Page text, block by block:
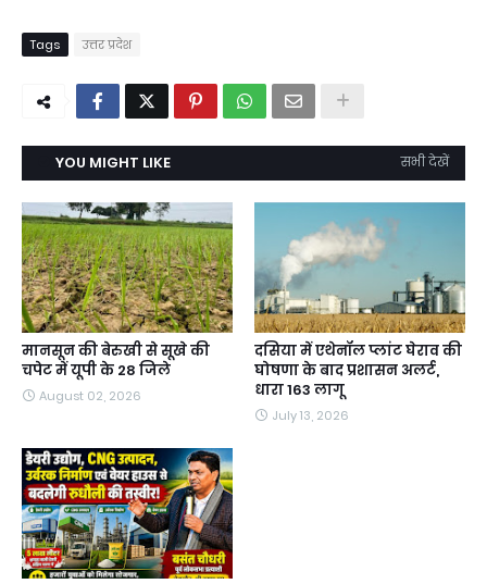
Tags उत्तर प्रदेश
YOU MIGHT LIKE सभी देखें
मानसून की बेरुखी से सूखे की
चपेट में यूपी के 28 जिले
August 02, 2026
दसिया में एथेनॉल प्लांट घेराव की
घोषणा के बाद प्रशासन अलर्ट,
धारा 163 लागू
July 13, 2026